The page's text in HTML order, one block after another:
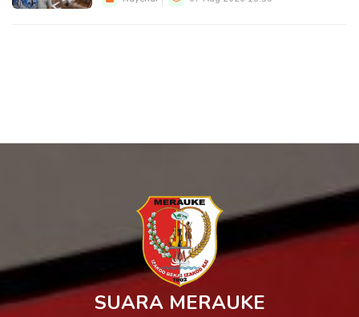
SUARA MERAUKE